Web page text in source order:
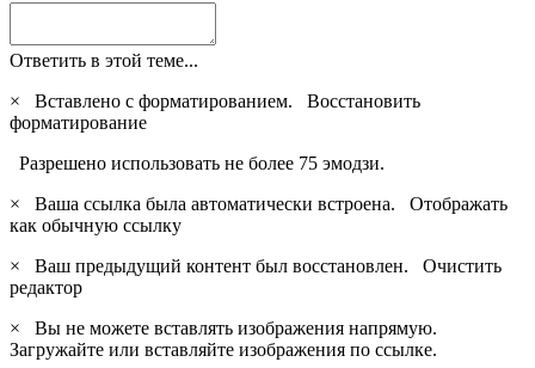
Ответить в этой теме...
×
Вставлено с форматированием. Восстановить
форматирование
Разрешено использовать не более 75 эмодзи.
×
Ваша ссылка была автоматически встроена. Отображать
как обычную ссылку
×
Ваш предыдущий контент был восстановлен. Очистить
редактор
×
Вы не можете вставлять изображения напрямую.
Загружайте или вставляйте изображения по ссылке.